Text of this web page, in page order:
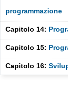
programmazione
Capitolo 14:
Capitolo 15:
Capitolo 16: